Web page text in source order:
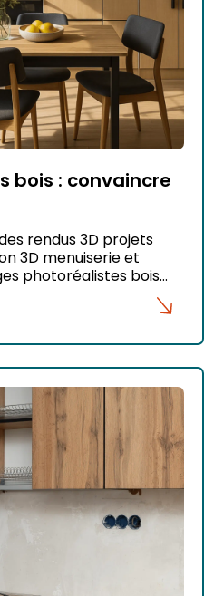
bois : convaincre
rendus 3D projets
3D menuiserie et
photoréalistes bois